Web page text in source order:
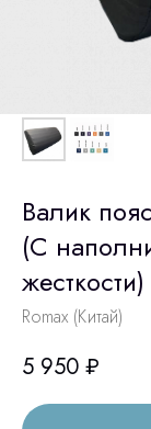
Валик
(С
Romax (Китай)
5 950 ₽